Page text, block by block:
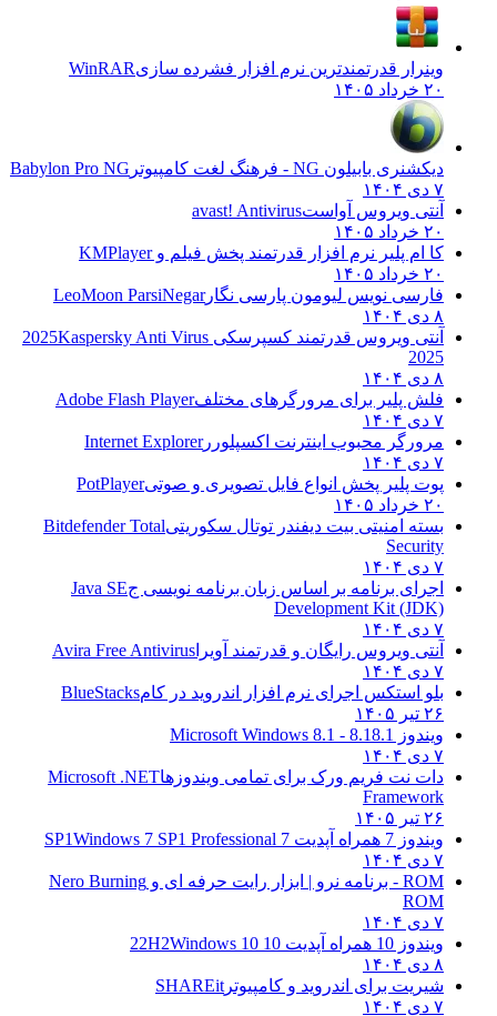
وینرار قدرتمندترین نرم افزار فشرده سازیWinRAR
۲۰ خرداد ۱۴۰۵
دیکشنری بابیلون NG - فرهنگ لغت کامپیوتر
Babylon Pro NG
آنتی ویروس آواستavast! Antivirus
۲۰ خرداد ۱۴۰۵
کا ام پلیر نرم افزار قدرتمند پخش فیلم وKMPlayer
۲۰ خرداد ۱۴۰۵
فارسی نویس لیومون پارسی نگارLeoMoon ParsiNegar
آنتی ویروس قدرتمند کسپرسکی 2025 Kaspersky Anti Virus
2025
فلش پلیر برای مرورگرهای مختلف Adobe Flash Player
مرورگر محبوب اینترنت اکسپلورر Internet Explorer
پوت پلیر پخش انواع فایل تصویری و صوتیPotPlayer
۲۰ خرداد ۱۴۰۵
بسته امنیتی بیت دیفندر توتال سکوریتیBitdefender Total
Security
اجرای برنامه بر اساس زبان برنامه نویسی ج Java SE
Development Kit (JDK)
آنتی ویروس رایگان و قدرتمند آویراAvira Free Antivirus
بلو استکس اجرای نرم افزار اندروید در کامBlueStacks
۲۶ تیر ۱۴۰۵
ویندوز 8.18.1 - Microsoft Windows 8.1
دات نت فریم ورک برای تمامی ویندوزهاMicrosoft .NET
Framework
۲۶ تیر ۱۴۰۵
ویندوز 7 همراه آپدیت 7 SP1
Windows 7 SP1 Professional
ROM - برنامه نرو | ابزار رایت حرفه ای و
Nero Burning
ROM
ویندوز 10 همراه آپدیت 10 22H2
Windows 10
شیریت برای اندروید و کامپیوترSHAREit